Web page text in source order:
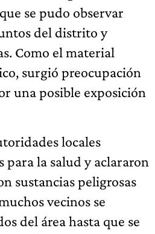
se pudo observar
del distrito y
Como el material
surgió preocupación
una posible exposición
locales
para la salud y aclararon
sustancias peligrosas
vecinos se
del área hasta que se